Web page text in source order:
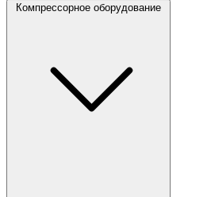
Компрессорное оборудование